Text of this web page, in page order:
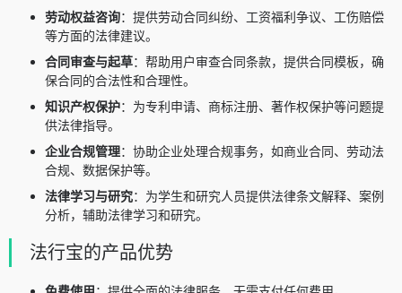
劳动权益咨询：提供劳动合同纠纷、工资福利争议、工伤赔偿
等方面的法律建议。
合同审查与起草：帮助用户审查合同条款，提供合同模板，确
保合同的合法性和合理性。
知识产权保护：为专利申请、商标注册、著作权保护等问题提
供法律指导。
企业合规管理：协助企业处理合规事务，如商业合同、劳动法
合规、数据保护等。
法律学习与研究：为学生和研究人员提供法律条文解释、案例
分析，辅助法律学习和研究。
法行宝的产品优势